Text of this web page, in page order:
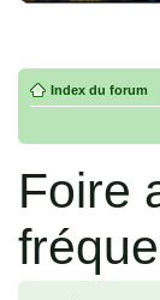
Index du forum
Foire